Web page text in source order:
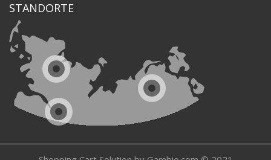
STANDORTE